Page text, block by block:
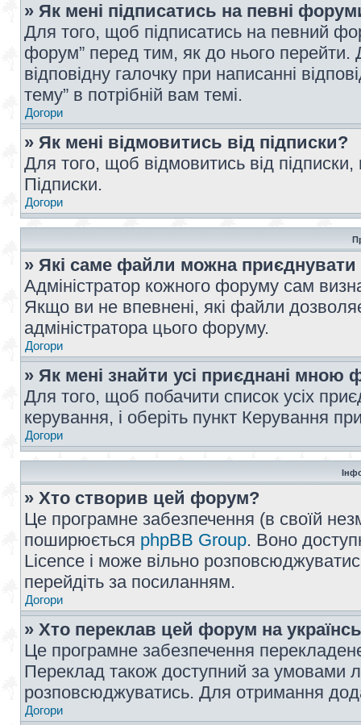
» Як мені підписатись на певні
Для того, щоб підписатись на певний
форум” перед тим, як до нього перейти.
відповідну галочку при написанні
тему” в потрібній вам темі.
Догори
» Як мені відмовитись від підписки?
Для того, щоб відмовитись від
Підписки.
Догори
» Які саме файли можна
Адміністратор кожного форуму сам
Якщо ви не впевнені, які файли
адміністратора цього форуму.
Догори
» Як мені знайти усі приєднані мною
Для того, щоб побачити список усіх
керування, і оберіть пункт Керування
Догори
» Хто створив цей форум?
Це програмне забезпечення (в своїй
поширюється phpBB Group. Воно
Licence і може вільно
перейдіть за посиланням.
Догори
» Хто переклав цей форум на
Це програмне забезпечення
Переклад також доступний за умовами
розповсюджуватись. Для отримання
Догори